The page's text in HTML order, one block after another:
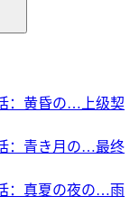
：黄昏の…上级契
：青き月の…最终
：真夏の夜の…雨